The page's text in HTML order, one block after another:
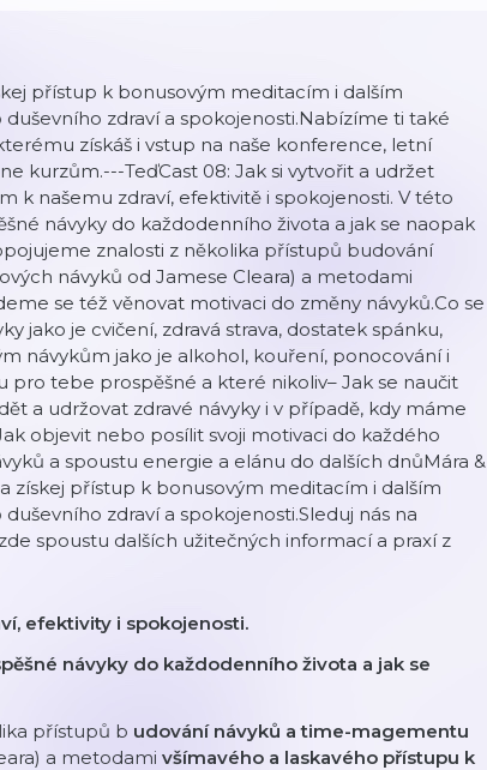
přístup k bonusovým meditacím i dalším
zdraví a spokojenosti.Nabízíme ti také
získáš i vstup na naše konference, letní
kurzům.---TeďCast 08: Jak si vytvořit a udržet
k našemu zdraví, efektivitě i spokojenosti. V této
návyky do každodenního života a jak se naopak
znalosti z několika přístupů budování
návyků od Jamese Cleara) a metodami
se též věnovat motivaci do změny návyků.Co se
jako je cvičení, zdravá strava, dostatek spánku,
návykům jako je alkohol, kouření, ponocování i
pro tebe prospěšné a které nikoliv– Jak se naučit
a udržovat zdravé návyky i v případě, kdy máme
objevit nebo posílit svoji motivaci do každého
a spoustu energie a elánu do dalších dnůMára &
získej přístup k bonusovým meditacím i dalším
zdraví a spokojenosti.Sleduj nás na
spoustu dalších užitečných informací a praxí z
efektivity i spokojenosti.
návyky do každodenního života a jak se
přístupů b udování návyků a time-magementu
a metodami všímavého a laskavého přístupu k